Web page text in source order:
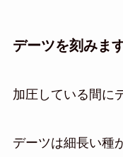
デーツを刻みま
加圧している間に
デーツは細長い種